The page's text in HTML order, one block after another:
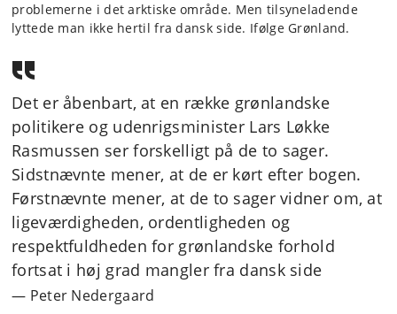
problemerne i det arktiske område. Men tilsyneladende
lyttede man ikke hertil fra dansk side. Ifølge Grønland.
Det er åbenbart, at en række grønlandske
politikere og udenrigsminister Lars Løkke
Rasmussen ser forskelligt på de to sager.
Sidstnævnte mener, at de er kørt efter bogen.
Førstnævnte mener, at de to sager vidner om, at
ligeværdigheden, ordentligheden og
respektfuldheden for grønlandske forhold
fortsat i høj grad mangler fra dansk side
Peter Nedergaard